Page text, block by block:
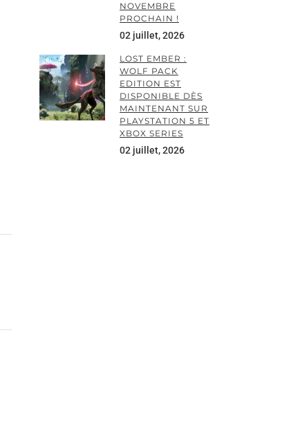
NOVEMBRE
PROCHAIN !
02 juillet, 2026
LOST EMBER :
WOLF PACK
EDITION EST
DISPONIBLE DÈS
MAINTENANT SUR
PLAYSTATION 5 ET
XBOX SERIES
02 juillet, 2026